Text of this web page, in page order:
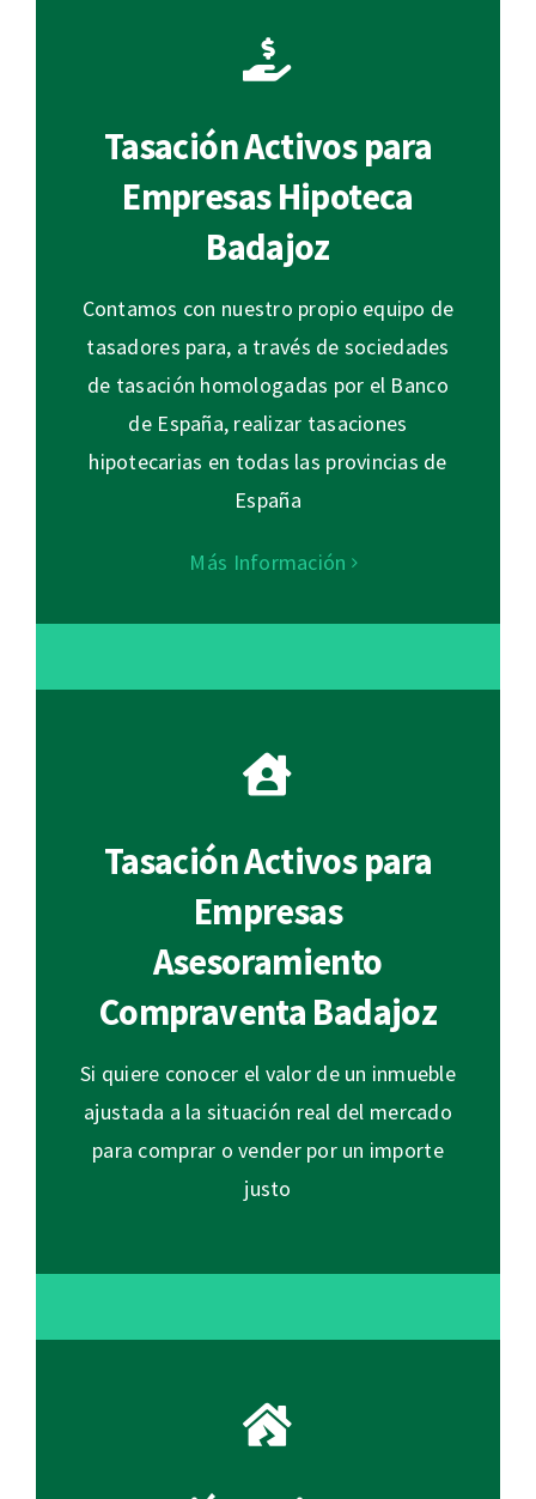
Tasación Activos para
Empresas Hipoteca
Badajoz
Contamos con nuestro propio equipo de
tasadores para, a través de sociedades
de tasación homologadas por el Banco
de España, realizar tasaciones
hipotecarias en todas las provincias de
España
Más Información
Tasación Activos para
Empresas
Asesoramiento
Compraventa Badajoz
Si quiere conocer el valor de un inmueble
ajustada a la situación real del mercado
para comprar o vender por un importe
justo